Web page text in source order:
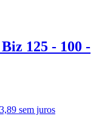
125 - 100 -
sem juros